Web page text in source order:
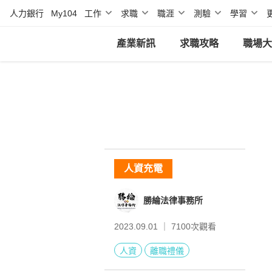
人力銀行 My104 工作 求職 職涯 測驗 學習
產業新訊 求職攻略 職場
人資充電
勝綸法律事務所
2023.09.01 ｜ 7100次觀看
人資 離職禮儀